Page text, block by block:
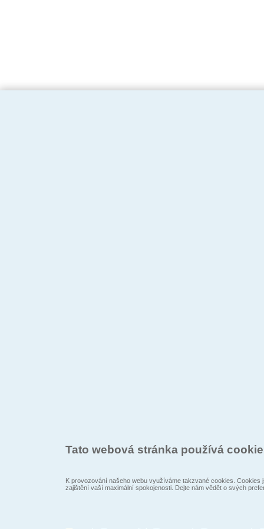
Tato webová stránka používá
K provozování našeho webu využíváme takzvané cookies.
zajištění vaší maximální spokojenosti. Dejte nám vědět o svých